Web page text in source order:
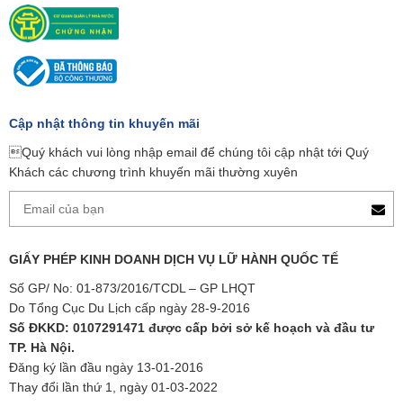
Cập nhật thông tin khuyến mãi
Quý khách vui lòng nhập email để chúng tôi cập nhật tới Quý
Khách các chương trình khuyến mãi thường xuyên
GIẤY PHÉP KINH DOANH DỊCH VỤ LỮ HÀNH QUỐC TẾ
Số GP/ No: 01-873/2016/TCDL – GP LHQT
Do Tổng Cục Du Lịch cấp ngày 28-9-2016
Số ĐKKD: 0107291471 được cấp bởi sở kế hoạch và đầu tư
TP. Hà Nội.
Đăng ký lần đầu ngày 13-01-2016
Thay đổi lần thứ 1, ngày 01-03-2022